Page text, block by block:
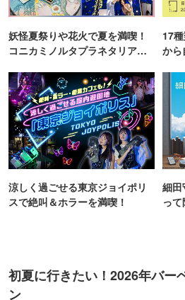
妖怪夏祭りや花火で夏を満喫！
コニカミノルタプラネタリア
17
から
涼しく過ごせる東京ジョイポリ
スで絶叫＆ホラーを満喫！
細田
っ
初夏に行きたい！2026年バー
ン